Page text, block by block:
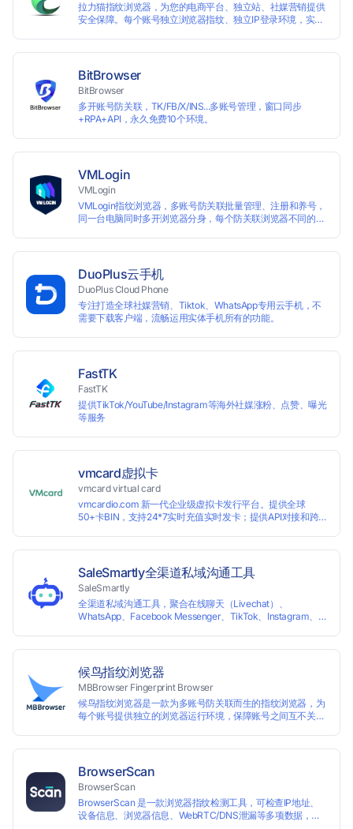
拉力猫指纹浏览器，为您的电商平台、独立站、社媒营销提供
安全保障。每个账号独立浏览器指纹、独立IP登录环境，实现
BitBrowser
BitBrowser
多开账号防关联，TK/FB/X/INS...多账号管理，窗口同步
+RPA+API，永久免费10个环境。
VMLogin
VMLogin
VMLogin指纹浏览器，多账号防关联批量管理、注册和养号，
同一台电脑同时多开浏览器分身，每个防关联浏览器不同的
DuoPlus云手机
DuoPlus Cloud Phone
专注打造全球社媒营销、Tiktok、WhatsApp专用云手机，不
需要下载客户端，流畅运用实体手机所有的功能。
FastTK
FastTK
提供TikTok/YouTube/Instagram等海外社媒涨粉、点赞、曝光
等服务
vmcard虚拟卡
vmcard virtual card
vmcardio.com 新一代企业级虚拟卡发行平台。提供全球
50+卡BIN，支持24*7实时充值实时发卡；提供API对接和跨
SaleSmartly全渠道私域沟通工具
SaleSmartly
全渠道私域沟通工具，聚合在线聊天（Livechat）、
WhatsApp、Facebook Messenger、TikTok、Instagram、
候鸟指纹浏览器
MBBrowser Fingerprint Browser
候鸟指纹浏览器是一款为多账号防关联而生的指纹浏览器，为
每个账号提供独立的浏览器运行环境，保障账号之间互不关
个账号的使用场景。 候鸟指纹浏览器适用于跨境电商多店铺运
营、海淘代购、Affiliate广告联盟、SEO优化、社交媒体营销
等多种行业应用。
BrowserScan
BrowserScan
BrowserScan 是一款浏览器指纹检测工具，可检查IP地址、
设备信息、浏览器信息、WebRTC/DNS泄漏等多项数据，保